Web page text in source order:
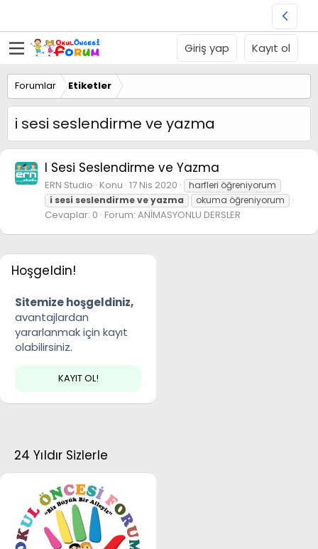
Giriş yap Kayıt ol
Forumlar Etiketler
i sesi seslendirme ve yazma
I Sesi Seslendirme ve Yazma
ERN Studio Konu 17 Nis 2020
harfleri öğreniyorum
i sesi seslendirmeveyazma okuma öğreniyorum
Cevaplar: 0 Forum: ANİMASYONLU DERSLER
Hoşgeldin!
Sitemize hoşgeldiniz,
avantajlardan
yararlanmak için kayıt
olabilirsiniz.
KAYIT OL!
24 Yıldır Sizlerle